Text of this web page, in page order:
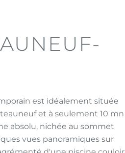
est idéalement située
et à seulement 10 mn
absolu, nichée au sommet
vues panoramiques sur